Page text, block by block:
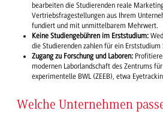
bearbeiten die Studierenden reale
Vertriebsfragestellungen aus Ihrem
fundiert und mit unmittelbarem Mehrwert.
Keine Studiengebühren im Erststudium:
die Studierenden zahlen für ein Erststudium
Zugang zu Forschung und Laboren:
modernen Laborlandschaft des Zentrums
experimentelle BWL (ZEEB), etwa
Welche Unternehmen